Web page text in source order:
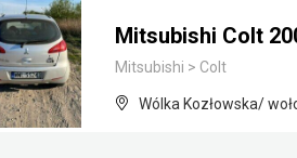
Mitsubishi Colt
Mitsubishi > Colt
Wólka Kozłowska/